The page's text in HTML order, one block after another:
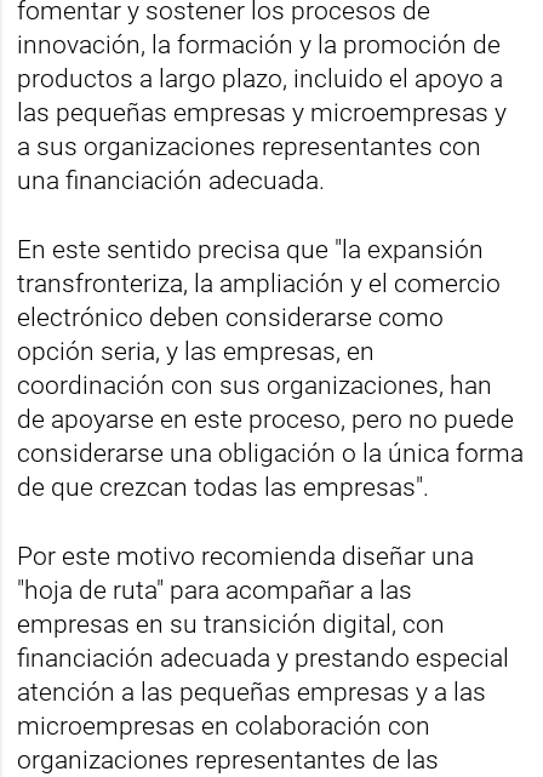
fomentar y sostener los procesos de
innovación, la formación y la promoción de
productos a largo plazo, incluido el apoyo a
las pequeñas empresas y microempresas y
a sus organizaciones representantes con
una financiación adecuada.
En este sentido precisa que "la expansión
transfronteriza, la ampliación y el comercio
electrónico deben considerarse como
opción seria, y las empresas, en
coordinación con sus organizaciones, han
de apoyarse en este proceso, pero no puede
considerarse una obligación o la única forma
de que crezcan todas las empresas".
Por este motivo recomienda diseñar una
"hoja de ruta" para acompañar a las
empresas en su transición digital, con
financiación adecuada y prestando especial
atención a las pequeñas empresas y a las
microempresas en colaboración con
organizaciones representantes de las